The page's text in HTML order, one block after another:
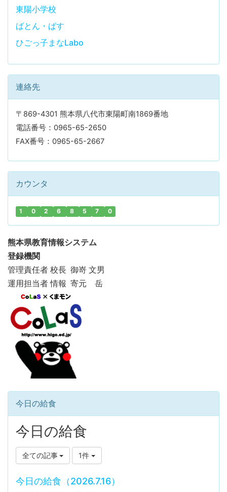
東陽小学校
ばとん・ぱす
ひごっ子まなLabo
連絡先
〒869-4301 熊本県八代市東陽町南1869番地
電話番号：0965-65-2650
FAX番号：0965-65-2667
カウンタ
1 0 2 6 8 5 7 0
熊本県教育情報システム
登録機関
管理責任者 校長 御嵜 文男
運用担当者 情報 寄元 岳
今日の給食
今日の給食
全ての記事 1件
今日の給食（2026.7.16）